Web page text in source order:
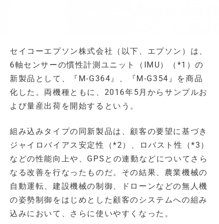
セイコーエプソン株式会社（以下、エプソン）は、
6軸センサーの慣性計測ユニット（IMU）（*1）の
新製品として、『M-G364』、『M-G354』を商品
化した。両機種ともに、2016年5月からサンプルお
よび量産出荷を開始するという。
組み込みタイプの同新製品は、顧客の要望に基づき
ジャイロバイアス安定性（*2）、ロバスト性（*3）
などの性能向上や、GPSとの連動などについてさら
なる改善を行なったものだ。その結果、農業機械の
自動運転、建設機械の制御、ドローンなどの無人機
の姿勢制御をはじめとした顧客のシステムへの組み
込みにおいて、さらに使いやすくなった。